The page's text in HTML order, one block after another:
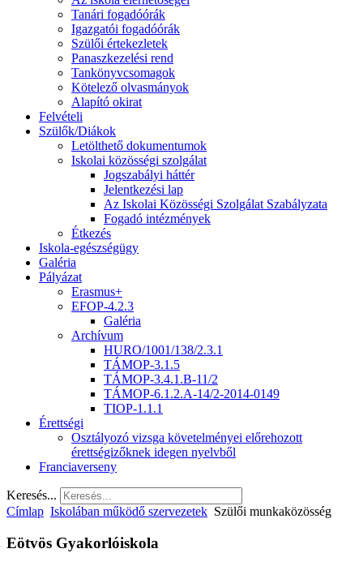
Tanári fogadóórák
Igazgatói fogadóórák
Szülői értekezletek
Panaszkezelési rend
Tankönyvcsomagok
Kötelező olvasmányok
Alapító okirat
Felvételi
Szülők/Diákok
Letölthető dokumentumok
Iskolai közösségi szolgálat
Jogszabályi háttér
Jelentkezési lap
Az Iskolai Közösségi Szolgálat Szabályzata
Fogadó intézmények
Étkezés
Iskola-egészségügy
Galéria
Pályázat
Erasmus+
EFOP-4.2.3
Galéria
Archívum
HURO/1001/138/2.3.1
TÁMOP-3.1.5
TÁMOP-3.4.1.B-11/2
TÁMOP-6.1.2.A-14/2-2014-0149
TIOP-1.1.1
Érettségi
Osztályozó vizsga követelményei előrehozott
érettségizőknek idegen nyelvből
Franciaverseny
Keresés...
Címlap Iskolában működő szervezetek Szülői munkaközösség
Eötvös Gyakorlóiskola